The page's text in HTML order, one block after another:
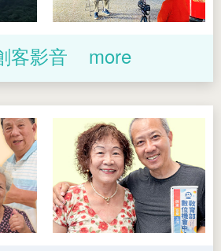
客影音 more